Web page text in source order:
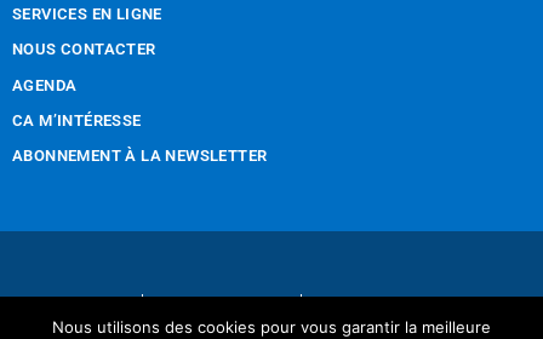
SERVICES EN LIGNE
NOUS CONTACTER
AGENDA
CA M’INTÉRESSE
ABONNEMENT À LA NEWSLETTER
Réalisation Tintamarre & Co
Nous utilisons des cookies pour vous garantir la meilleure